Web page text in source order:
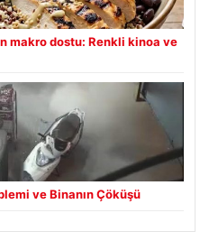
makro dostu: Renkli kinoa ve
ve Binanın Çöküşü